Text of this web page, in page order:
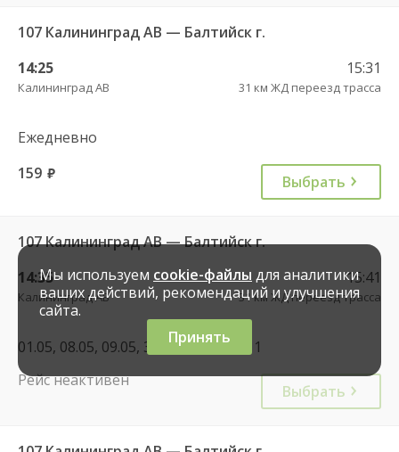
107 Калининград АВ — Балтийск г.
14:25
Калининград АВ
15:31
31 км ЖД переезд трасса
Ежедневно
159 руб. Выбрать
107 Калининград АВ — Балтийск г.
14:35
Калининград АВ
15:41
31 км ЖД переезд трасса
01.05, 08.05, 09.05, 30.07, 04.11, 06.11
Рейс неактивен
Выбрать
Мы используем cookie-файлы для аналитики
ваших действий, рекомендаций и улучшения
сайта.
Принять